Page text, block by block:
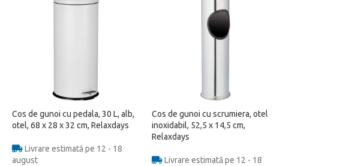
Cos de gunoi cu pedala, 30 L, alb,
otel, 68 x 28 x 32 cm, Relaxdays
Livrare estimată pe 12 - 18
august
Cos de gunoi cu scrumiera, otel
inoxidabil, 52,5 x 14,5 cm,
Relaxdays
Livrare estimată pe 12 - 18